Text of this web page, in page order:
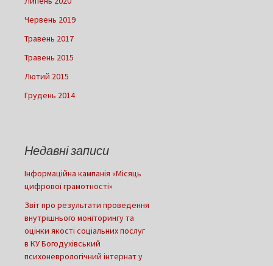
Червень 2019
Травень 2017
Травень 2015
Лютий 2015
Грудень 2014
Недавні записи
Інформаційна кампанія «Місяць
цифрової грамотності»
Звіт про результати проведення
внутрішнього моніторингу та
оцінки якості соціальних послуг
в КУ Богодухівський
психоневрологічний інтернат у